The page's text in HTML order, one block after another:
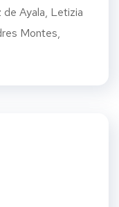
de Ayala, Letizia
Montes,